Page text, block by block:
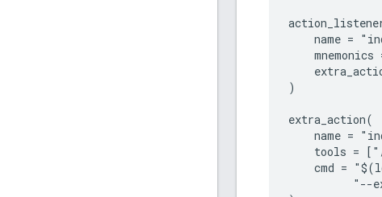
name =
mnemonics
)
extra_action(
name =
tools =
cmd =
"--